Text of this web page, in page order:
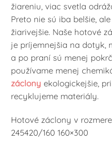
žiareniu, viac svetla
Preto nie sú iba belšie,
žiarivejšie. Naše hotové
je príjemnejšia na dotyk,
a po praní sú menej
používame menej
záclony ekologickejšie,
recyklujeme materiály.
Hotové záclony v
245420/160 160×300